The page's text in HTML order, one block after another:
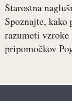
Starostna
Spoznajte, kako
razumeti
pripomočkov